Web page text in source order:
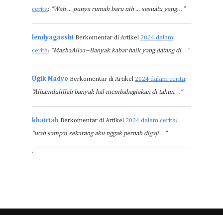
cerita: “Wah ... punya rumah baru nih ... sesuatu yang…”
lendyagasshi Berkomentar di Artikel 2024 dalam
cerita: “MashaAllaa~Banyak kabar baik yang datang di…”
Ugik Madyo Berkomentar di Artikel 2024 dalam cerita:
“Alhamdulillah banyak hal membahagiakan di tahun…”
khairiah Berkomentar di Artikel 2024 dalam cerita:
“wah sampai sekarang aku nggak pernah digaji…”
`